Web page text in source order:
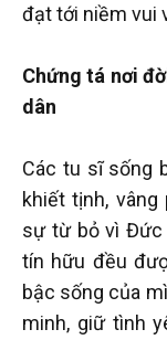
đạt tới niềm vui
Chứng tá nơi
dân
Các tu sĩ sống
khiết tịnh,
sự từ bỏ vì Đức
tín hữu đều
bậc sống của
minh, giữ tình